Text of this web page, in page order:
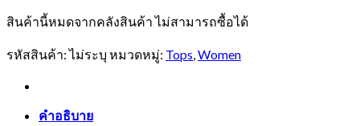
สินค้านี้หมดจากคลังสินค้า ไม่สามารถซื้อได้
รหัสสินค้า:ไม่ระบุ หมวดหมู่: Tops,Women
คำอธิบาย